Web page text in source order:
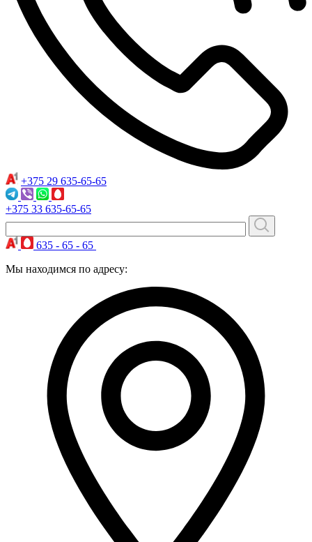
+375 29 635-65-65
+375 33 635-65-65
635 - 65 - 65
Мы находимся по адресу: